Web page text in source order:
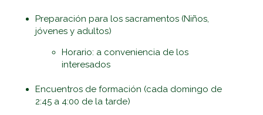
Preparación para los sacramentos (Niños,
jóvenes y adultos)
Horario: a conveniencia de los
interesados
Encuentros de formación (cada domingo de
2:45 a 4:00 de la tarde)